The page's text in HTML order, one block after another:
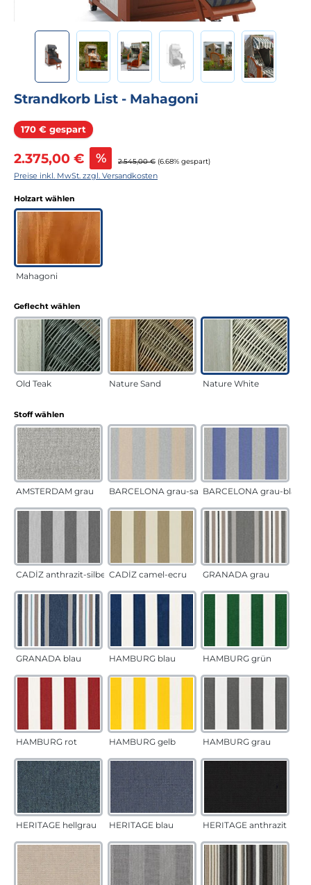
Strandkorb List - Mahagoni
170 € gespart Rabatt
Verkaufspreis:
2.375,00 € % Regulärer Preis:
2.545,00 € (6.68% gespart)
Preise inkl. MwSt. zzgl. Versandkosten
Holzart wählen
Mahagoni
Geflecht wählen
Old Teak Nature Sand Nature White
Stoff wählen
AMSTERDAM grau BARCELONA grau-sandBARCELONA grau-blau
CADÍZ anthrazit-silber CADÍZ camel-ecru GRANADA grau
GRANADA blau HAMBURG blau HAMBURG grün
HAMBURG rot HAMBURG gelb HAMBURG grau
HERITAGE hellgrau HERITAGE blau HERITAGE anthrazit